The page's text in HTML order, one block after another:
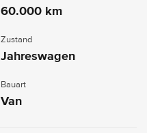
60.000 km
Zustand
Jahreswagen
Bauart
Van